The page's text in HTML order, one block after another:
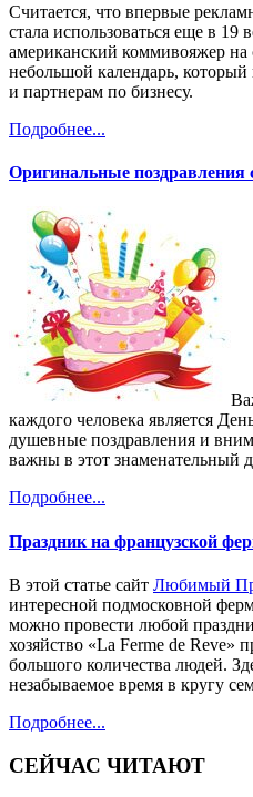
Считается, что впервые
стала использоваться еще в
американский коммивояжер на
небольшой календарь,
и партнерам по бизнесу.
Подробнее...
Оригинальные
каждого человека является
душевные поздравления и
важны в этот знаменательный
Подробнее...
Праздник на французской
В этой статье сайт Любимый
интересной подмосковной
можно провести любой
хозяйство «La Ferme de Reve»
большого количества людей.
незабываемое время в кругу
Подробнее...
СЕЙЧАС ЧИТАЮТ